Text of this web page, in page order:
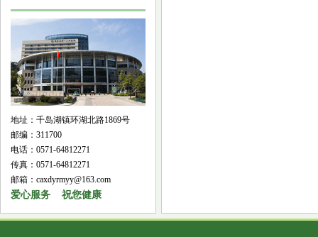
地址：千岛湖镇环湖北路1869号
邮编：311700
电话：0571-64812271
传真：0571-64812271
邮箱：caxdyrmyy@163.com
爱心服务 祝您健康